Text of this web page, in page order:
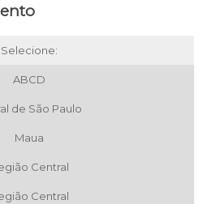
Selecione:
ABCD
de São Paulo
Maua
Central
Central